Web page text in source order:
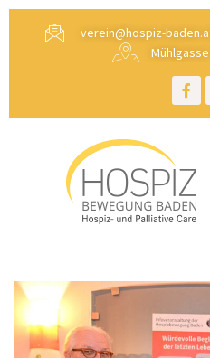
verein@hospiz-